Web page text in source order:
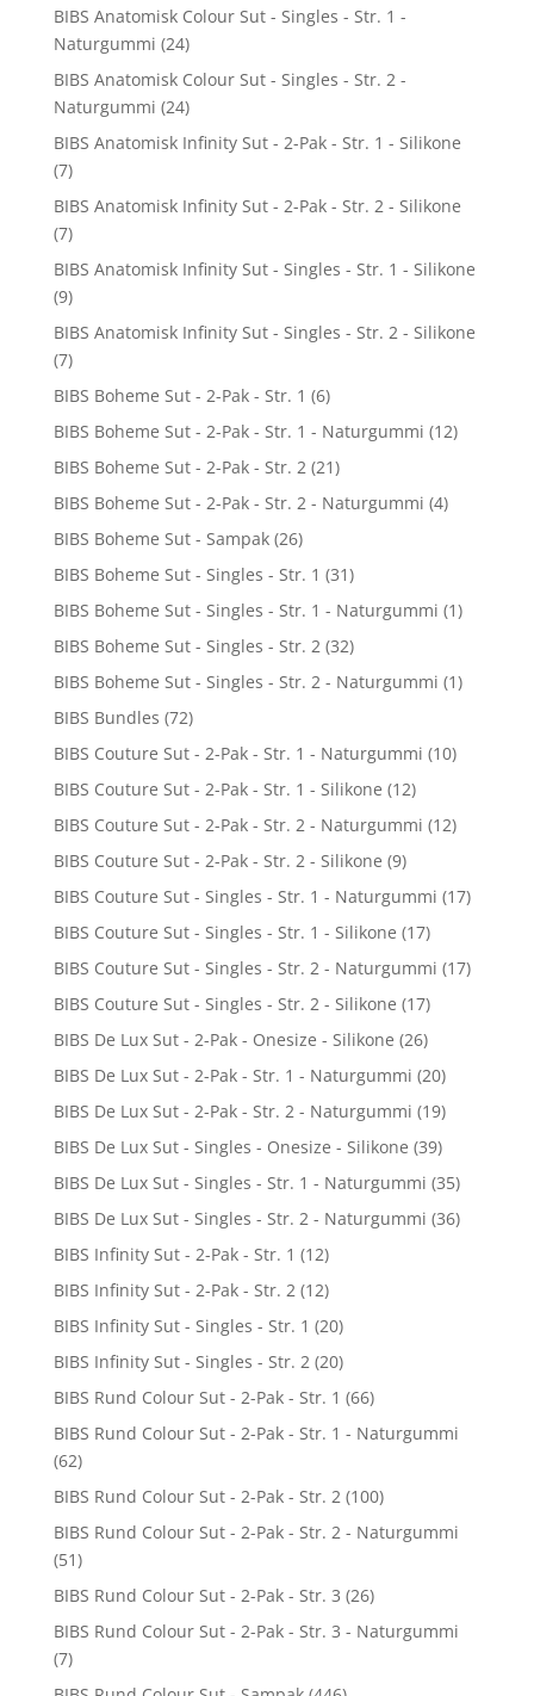
BIBS Anatomisk Colour Sut - Singles - Str. 1 -
Naturgummi (24)
BIBS Anatomisk Colour Sut - Singles - Str. 2 -
Naturgummi (24)
BIBS Anatomisk Infinity Sut - 2-Pak - Str. 1 - Silikone
(7)
BIBS Anatomisk Infinity Sut - 2-Pak - Str. 2 - Silikone
(7)
BIBS Anatomisk Infinity Sut - Singles - Str. 1 - Silikone
(9)
BIBS Anatomisk Infinity Sut - Singles - Str. 2 - Silikone
(7)
BIBS Boheme Sut - 2-Pak - Str. 1 (6)
BIBS Boheme Sut - 2-Pak - Str. 1 - Naturgummi (12)
BIBS Boheme Sut - 2-Pak - Str. 2 (21)
BIBS Boheme Sut - 2-Pak - Str. 2 - Naturgummi (4)
BIBS Boheme Sut - Sampak (26)
BIBS Boheme Sut - Singles - Str. 1 (31)
BIBS Boheme Sut - Singles - Str. 1 - Naturgummi (1)
BIBS Boheme Sut - Singles - Str. 2 (32)
BIBS Boheme Sut - Singles - Str. 2 - Naturgummi (1)
BIBS Bundles (72)
BIBS Couture Sut - 2-Pak - Str. 1 - Naturgummi (10)
BIBS Couture Sut - 2-Pak - Str. 1 - Silikone (12)
BIBS Couture Sut - 2-Pak - Str. 2 - Naturgummi (12)
BIBS Couture Sut - 2-Pak - Str. 2 - Silikone (9)
BIBS Couture Sut - Singles - Str. 1 - Naturgummi (17)
BIBS Couture Sut - Singles - Str. 1 - Silikone (17)
BIBS Couture Sut - Singles - Str. 2 - Naturgummi (17)
BIBS Couture Sut - Singles - Str. 2 - Silikone (17)
BIBS De Lux Sut - 2-Pak - Onesize - Silikone (26)
BIBS De Lux Sut - 2-Pak - Str. 1 - Naturgummi (20)
BIBS De Lux Sut - 2-Pak - Str. 2 - Naturgummi (19)
BIBS De Lux Sut - Singles - Onesize - Silikone (39)
BIBS De Lux Sut - Singles - Str. 1 - Naturgummi (35)
BIBS De Lux Sut - Singles - Str. 2 - Naturgummi (36)
BIBS Infinity Sut - 2-Pak - Str. 1 (12)
BIBS Infinity Sut - 2-Pak - Str. 2 (12)
BIBS Infinity Sut - Singles - Str. 1 (20)
BIBS Infinity Sut - Singles - Str. 2 (20)
BIBS Rund Colour Sut - 2-Pak - Str. 1 (66)
BIBS Rund Colour Sut - 2-Pak - Str. 1 - Naturgummi
(62)
BIBS Rund Colour Sut - 2-Pak - Str. 2 (100)
BIBS Rund Colour Sut - 2-Pak - Str. 2 - Naturgummi
(51)
BIBS Rund Colour Sut - 2-Pak - Str. 3 (26)
BIBS Rund Colour Sut - 2-Pak - Str. 3 - Naturgummi
(7)